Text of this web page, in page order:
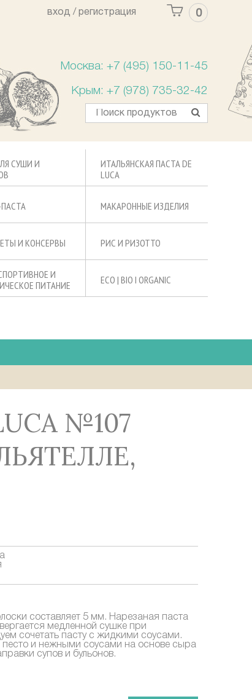
0
вход / регистрация
Москва: +7 (495) 150-11-45
Крым: +7 (978) 735-32-42
СУШИ И
ИТАЛЬЯНСКАЯ ПАСТА DE
LUCA
МАКАРОННЫЕ ИЗДЕЛИЯ
И КОНСЕРВЫ РИС И РИЗОТТО
И
ПИТАНИЕ
ECO | BIO I ORGANIC
составляет 5 мм. Нарезаная паста
медленной сушке при
сочетать пасту с жидкими соусами.
и нежными соусами на основе сыра
супов и бульонов.